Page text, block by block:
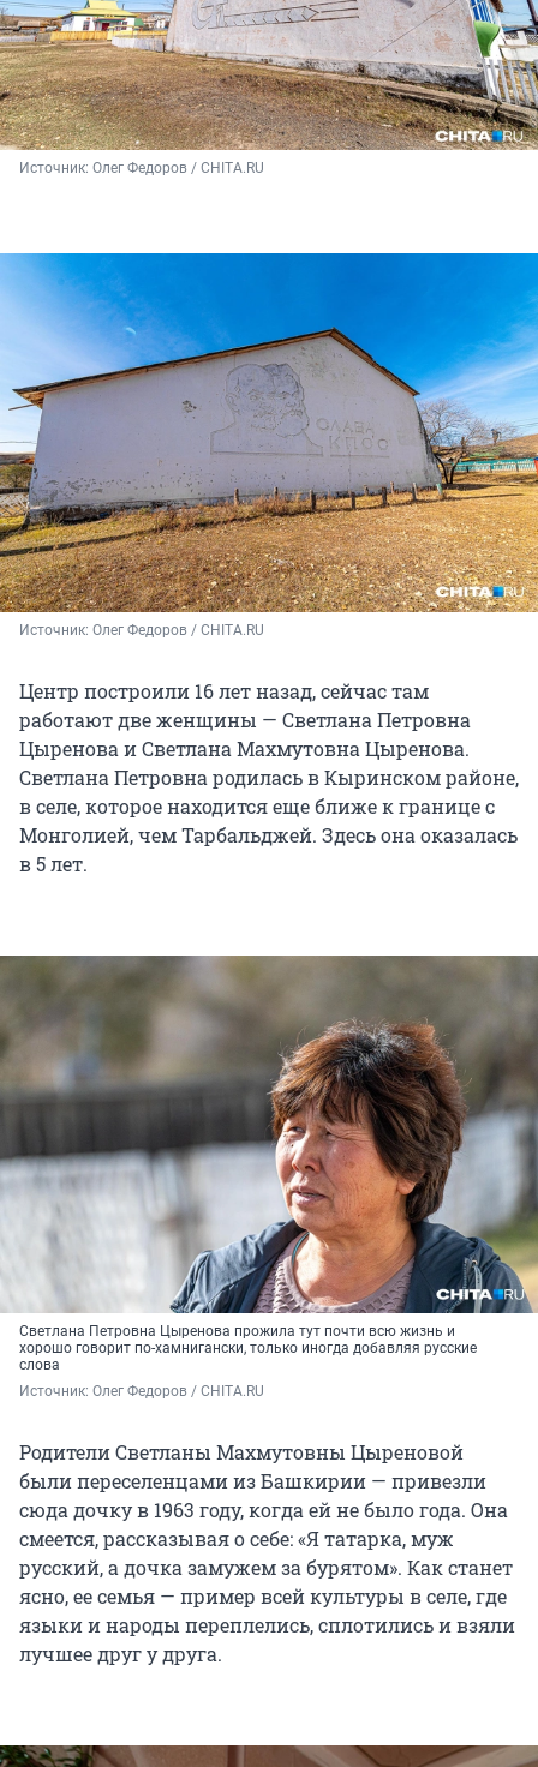
Источник: Олег Федоров / CHITA.RU
Источник: Олег Федоров / CHITA.RU
Центр построили 16 лет назад, сейчас там
работают две женщины — Светлана Петровна
Цыренова и Светлана Махмутовна Цыренова.
Светлана Петровна родилась в Кыринском районе,
в селе, которое находится еще ближе к границе с
Монголией, чем Тарбальджей. Здесь она оказалась
в 5 лет.
Светлана Петровна Цыренова прожила тут почти всю жизнь и
хорошо говорит по-хамнигански, только иногда добавляя русские
слова
Источник: Олег Федоров / CHITA.RU
Родители Светланы Махмутовны Цыреновой
были переселенцами из Башкирии — привезли
сюда дочку в 1963 году, когда ей не было года. Она
смеется, рассказывая о себе: «Я татарка, муж
русский, а дочка замужем за бурятом». Как станет
ясно, ее семья — пример всей культуры в селе, где
языки и народы переплелись, сплотились и взяли
лучшее друг у друга.